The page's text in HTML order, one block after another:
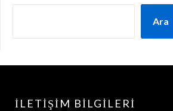
Ara
İLETIŞIM BILGILERI